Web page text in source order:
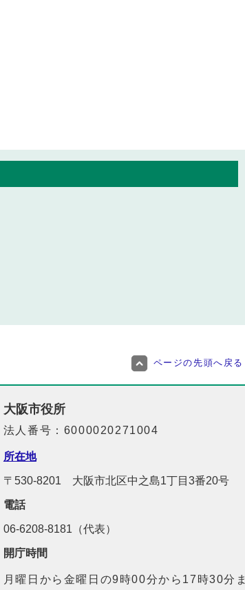
ページの先頭へ戻る
大阪市役所
法人番号：6000020271004
所在地
〒530-8201 大阪市北区中之島1丁目3番20号
電話
06-6208-8181（代表）
開庁時間
月曜日から金曜日の9時00分から17時30分ま